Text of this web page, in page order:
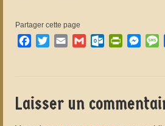
Partager cette page
Facebook
TwitterEmail GmailOutlook.com
Laisser un